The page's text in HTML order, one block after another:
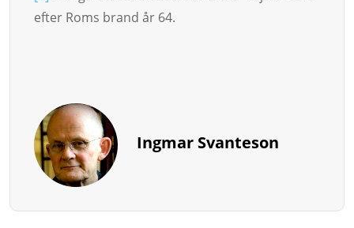
efter Roms brand år 64.
Ingmar Svanteson